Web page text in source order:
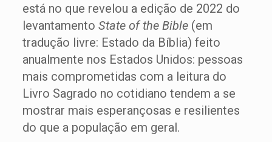
está no que revelou a edição de 2022 do
levantamento State of the Bible (em
tradução livre: Estado da Bíblia) feito
anualmente nos Estados Unidos: pessoas
mais comprometidas com a leitura do
Livro Sagrado no cotidiano tendem a se
mostrar mais esperançosas e resilientes
do que a população em geral.